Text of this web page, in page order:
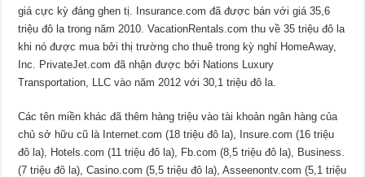
giá cực kỳ đáng ghen tị. Insurance.com đã được bán với giá 35,6
triệu đô la trong năm 2010. VacationRentals.com thu về 35 triệu đô la
khi nó được mua bởi thị trường cho thuê trong kỳ nghỉ HomeAway,
Inc. PrivateJet.com đã nhận được bởi Nations Luxury
Transportation, LLC vào năm 2012 với 30,1 triệu đô la.
Các tên miền khác đã thêm hàng triệu vào tài khoản ngân hàng của
chủ sở hữu cũ là Internet.com (18 triệu đô la), Insure.com (16 triệu
đô la), Hotels.com (11 triệu đô la), Fb.com (8,5 triệu đô la), Business.
(7 triệu đô la), Casino.com (5,5 triệu đô la), Asseenontv.com (5,1 triệu